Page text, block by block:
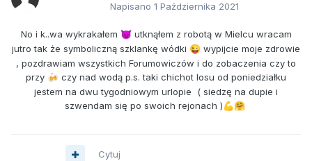
Napisano 1 Października 2021
No i k..wa wykrakałem 👿utknąłem z robotą w Mielcu wracam
jutro tak że symboliczną szklankę wódki 😜 wypijcie moje zdrowie
, pozdrawiam wszystkich Forumowiczów i do zobaczenia czy to
przy 🍻 czy nad wodą p.s. taki chichot losu od poniedziałku
jestem na dwu tygodniowym urlopie ( siedzę na dupie i
szwendam się po swoich rejonach ) 💪🤗
Cytuj